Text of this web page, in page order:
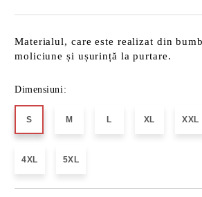
Materialul, care este realizat din
moliciune și ușurință la purtare.
Dimensiuni:
S M L XL XXL
4XL 5XL